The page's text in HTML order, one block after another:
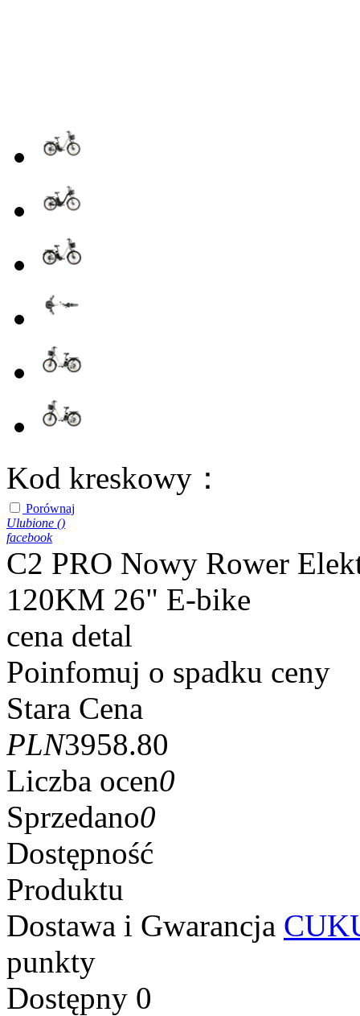
Kod kreskowy：
Porównaj
Ulubione ()
facebook
C2 PRO Nowy Rower
120KM 26" E-bike
cena detal
Poinfomuj o spadku ceny
Stara Cena
PLN3958.80
Liczba ocen0
Sprzedano0
Dostępność
Produktu
Dostawa i Gwarancja
punkty
Dostępny 0